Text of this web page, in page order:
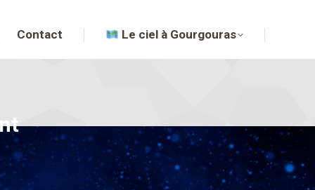
Contact Le ciel à Gourgouras